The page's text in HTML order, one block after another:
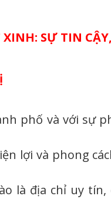
XINH: SỰ TIN
phố và với sự
lợi và phong
là địa chỉ uy